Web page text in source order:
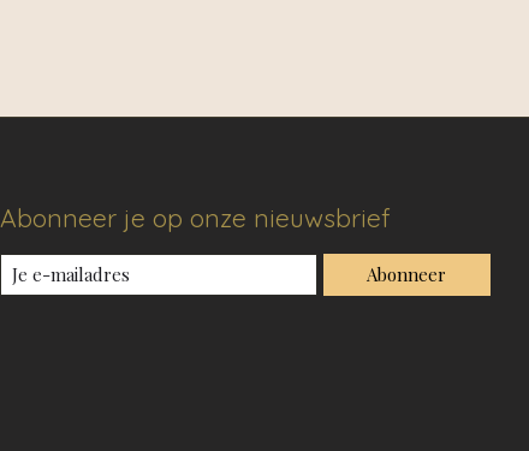
Abonneer je op onze nieuwsbrief
Abonneer